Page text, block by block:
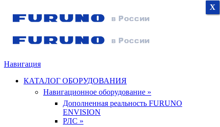
Навигация
КАТАЛОГ ОБОРУДОВАНИЯ
Навигационное оборудование »
Дополненная реальность FURUNO
ENVISION
РЛС »
X
X
X